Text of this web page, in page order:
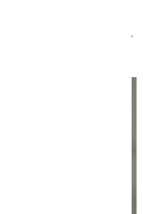
diaspora šobrīd dzīvo Londonā un
attiecīgi sekojot arī to likumiem.
kas pārcēlušies uz Parīzi,